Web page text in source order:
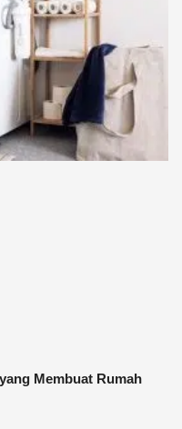
Membuat Rumah